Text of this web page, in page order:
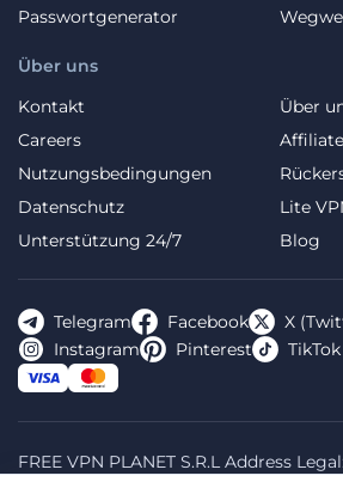
Über uns
Kontakt
Über
Careers
Nutzungsbedingungen
Datenschutz
Lite
Unterstützung 24/7
Blog
Passwortgenerator
Telegram Facebook X
Instagram
Pinterest TikTok
FREE VPN PLANET S.R.L Address